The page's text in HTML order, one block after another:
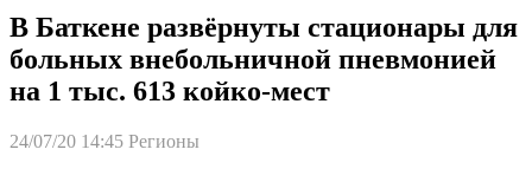
В Баткене развёрнуты стационары для
больных внебольничной пневмонией
на 1 тыс. 613 койко-мест
24/07/20 14:45 Регионы